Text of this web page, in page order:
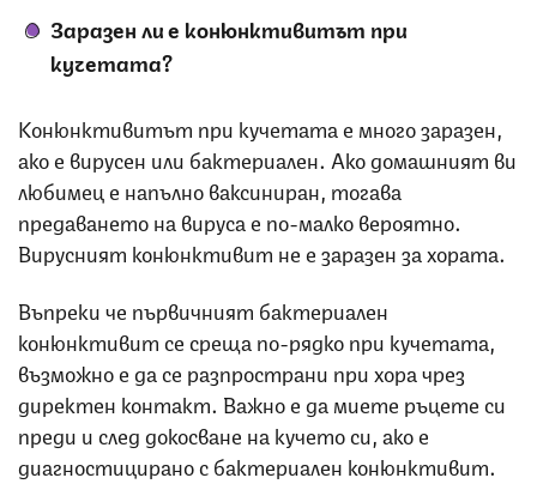
Заразен ли е конюнктивитът при
кучетата?
Конюнктивитът при кучетата е много заразен,
ако е вирусен или бактериален. Ако домашният ви
любимец е напълно ваксиниран, тогава
предаването на вируса е по-малко вероятно.
Вирусният конюнктивит не е заразен за хората.
Въпреки че първичният бактериален
конюнктивит се среща по-рядко при кучетата,
възможно е да се разпространи при хора чрез
директен контакт. Важно е да миете ръцете си
преди и след докосване на кучето си, ако е
диагностицирано с бактериален конюнктивит.